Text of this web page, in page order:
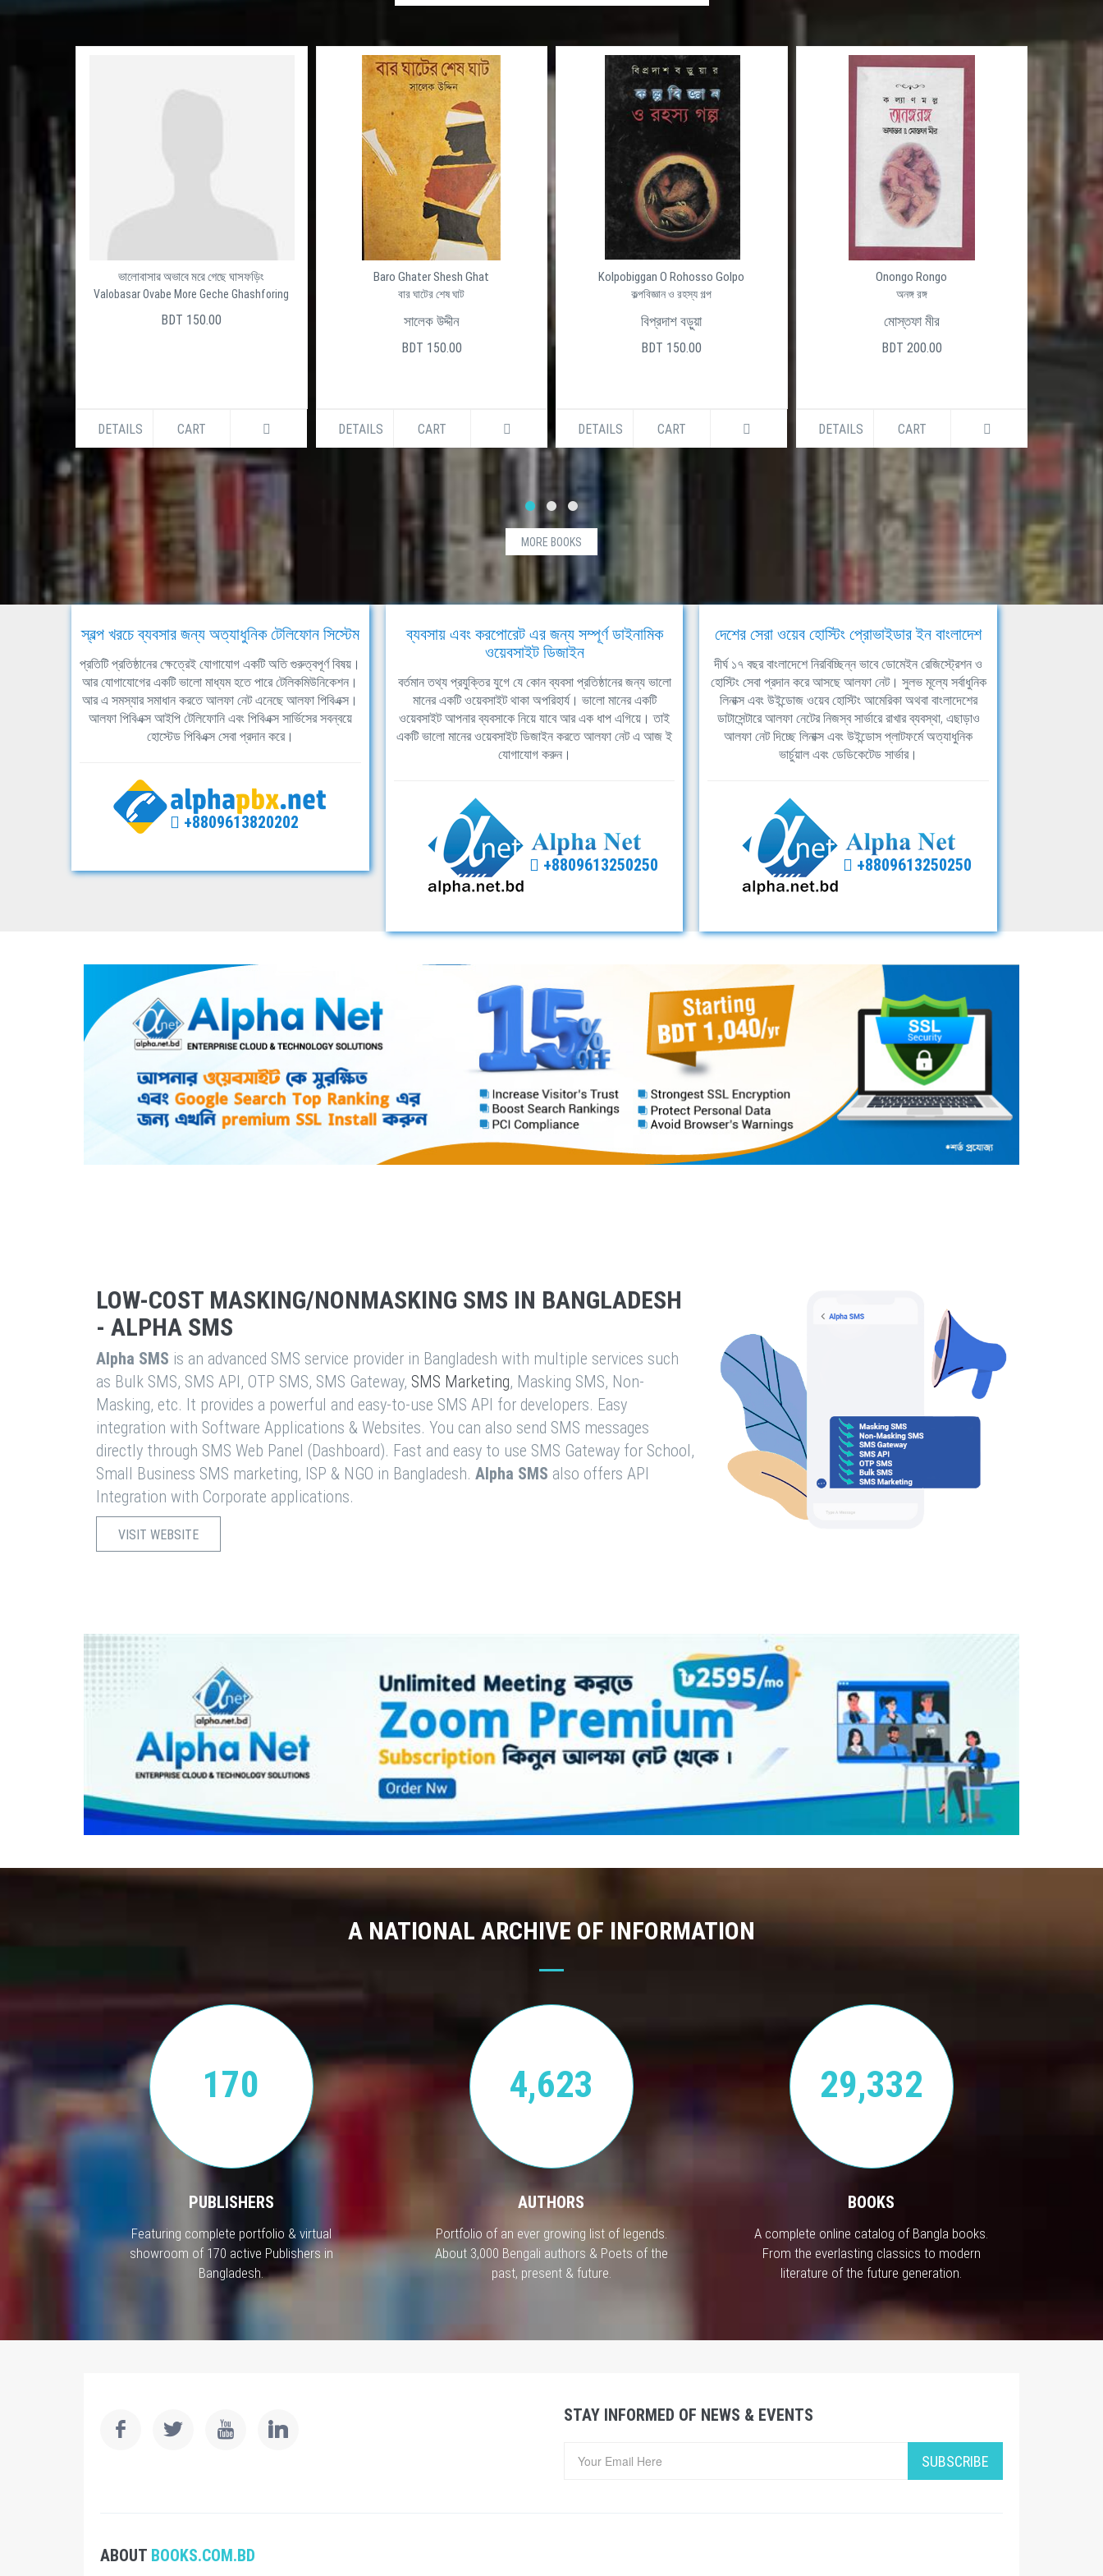
ভালোবাসার অভাবে মরে গেছে ঘাসফড়িং
Valobasar Ovabe More Geche Ghashforing
BDT 150.00
DETAILS CART
Baro Ghater Shesh Ghat
বার ঘাটের শেষ ঘাট
সালেক উদ্দীন
BDT 150.00
DETAILS CART
Kolpobiggan O Rohosso Golpo
কল্পবিজ্ঞান ও রহস্য গল্প
বিপ্রদাশ বড়ুয়া
BDT 150.00
DETAILS CART
Onongo Rongo
অনঙ্গ রঙ্গ
মোস্তফা মীর
BDT 200.00
DETAILS CART
MORE BOOKS
স্বল্প খরচে ব্যবসার জন্য অত্যাধুনিক টেলিফোন সিস্টেম
প্রতিটি প্রতিষ্ঠানের ক্ষেত্রেই যোগাযোগ একটি অতি গুরুত্বপূর্ণ বিষয়।
আর যোগাযোগের একটি ভালো মাধ্যম হতে পারে টেলিকমিউনিকেশন।
আর এ সমস্যার সমাধান করতে আলফা নেট এনেছে আলফা পিবিএক্স।
আলফা পিবিএক্স আইপি টেলিফোনি এবং পিবিএক্স সার্ভিসের সবন্বয়ে
হোস্টেড পিবিএক্স সেবা প্রদান করে।
+8809613820202
ব্যবসায় এবং করপোরেট এর জন্য সম্পূর্ণ ডাইনামিক
ওয়েবসাইট ডিজাইন
বর্তমান তথ্য প্রযুক্তির যুগে যে কোন ব্যবসা প্রতিষ্ঠানের জন্য ভালো
মানের একটি ওয়েবসাইট থাকা অপরিহার্য। ভালো মানের একটি
ওয়েবসাইট আপনার ব্যবসাকে নিয়ে যাবে আর এক ধাপ এগিয়ে। তাই
একটি ভালো মানের ওয়েবসাইট ডিজাইন করতে আলফা নেট এ আজ ই
যোগাযোগ করুন।
+8809613250250
দেশের সেরা ওয়েব হোস্টিং প্রোভাইডার ইন বাংলাদেশ
দীর্ঘ ১৭ বছর বাংলাদেশে নিরবিচ্ছিন্ন ভাবে ডোমেইন রেজিস্ট্রেশন ও
হোস্টিং সেবা প্রদান করে আসছে আলফা নেট। সুলভ মূল্যে সর্বাধুনিক
লিনাক্স এবং উইন্ডোজ ওয়েব হোস্টিং আমেরিকা অথবা বাংলাদেশের
ডাটাসেন্টারে আলফা নেটের নিজস্ব সার্ভারে রাখার ব্যবস্থা, এছাড়াও
আলফা নেট দিচ্ছে লিনাক্স এবং উইন্ডোস প্লাটফর্মে অত্যাধুনিক
ভার্চুয়াল এবং ডেডিকেটেড সার্ভার।
+8809613250250
LOW-COST MASKING/NONMASKING SMS IN BANGLADESH
- ALPHA SMS
Alpha SMS is an advanced SMS service provider in Bangladesh with multiple services such
as Bulk SMS, SMS API, OTP SMS, SMS Gateway, SMS Marketing, Masking SMS, Non-
Masking, etc. It provides a powerful and easy-to-use SMS API for developers. Easy
integration with Software Applications & Websites. You can also send SMS messages
directly through SMS Web Panel (Dashboard). Fast and easy to use SMS Gateway for School,
Small Business SMS marketing, ISP & NGO in Bangladesh. Alpha SMS also offers API
Integration with Corporate applications.
VISIT WEBSITE
A NATIONAL ARCHIVE OF INFORMATION
170
PUBLISHERS
Featuring complete portfolio & virtual
showroom of 170 active Publishers in
Bangladesh.
4,623
AUTHORS
Portfolio of an ever growing list of legends.
About 3,000 Bengali authors & Poets of the
past, present & future.
29,332
BOOKS
A complete online catalog of Bangla books.
From the everlasting classics to modern
literature of the future generation.
STAY INFORMED OF NEWS & EVENTS
SUBSCRIBE
ABOUT BOOKS.COM.BD